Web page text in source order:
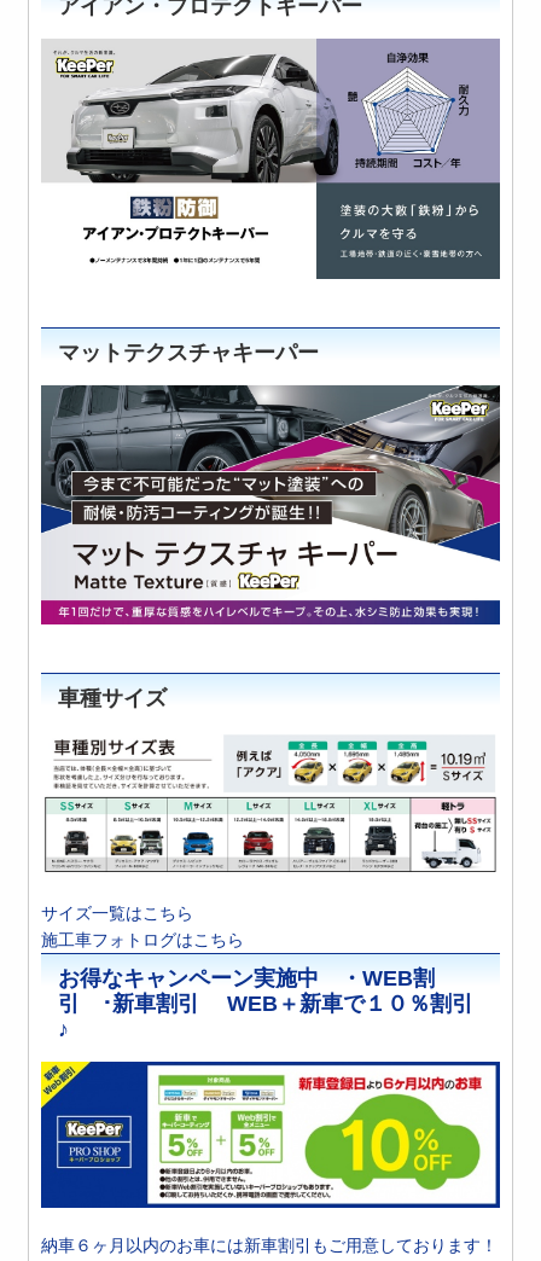
アイアン・プロテクトキーパー
マットテクスチャキーパー
車種サイズ
サイズ一覧はこちら
施工車フォトログはこちら
お得なキャンペーン実施中 ・WEB割
引 ･新車割引 WEB＋新車で１０％割引
♪
納車６ヶ月以内のお車には新車割引もご用意しております！